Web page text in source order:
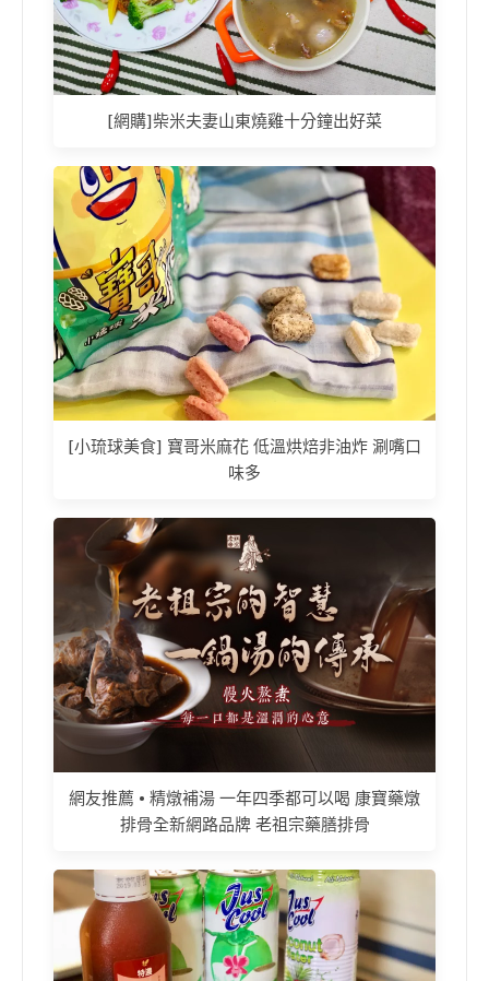
[網購]柴米夫妻山東燒雞十分鐘出好菜
[小琉球美食] 寶哥米麻花 低溫烘焙非油炸 涮嘴口
味多
網友推薦 • 精燉補湯 一年四季都可以喝 康寶藥燉
排骨全新網路品牌 老祖宗藥膳排骨